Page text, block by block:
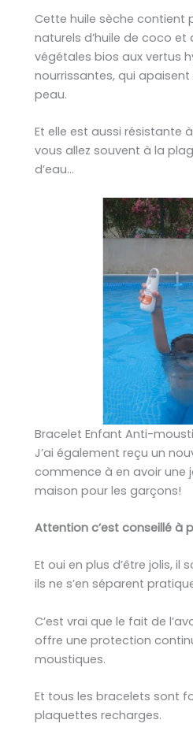
Cette huile sèche contient
naturels d’huile de coco et
végétales bios aux vertus
nourrissantes, qui
peau.
Et elle est aussi résistante
vous allez souvent à la
d’eau…
Bracelet Enfant Anti-
J’ai également reçu un
commence à en avoir une
maison pour les garçons!
Attention c’est conseillé à
Et oui en plus d’être jolis, il
ils ne s’en séparent
C’est vrai que le fait de
offre une protection
moustiques.
Et tous les bracelets sont
plaquettes recharges.